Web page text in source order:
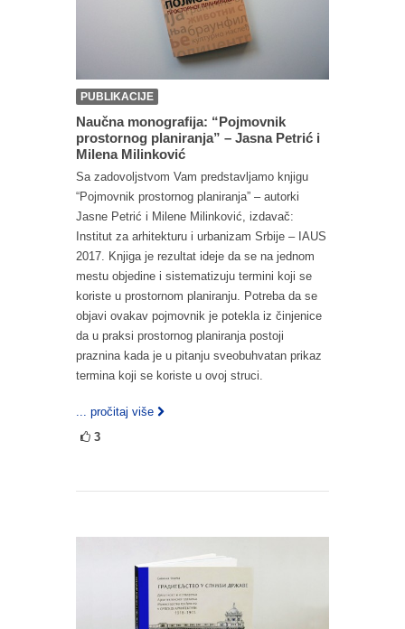
PUBLIKACIJE
Naučna monografija: “Pojmovnik
prostornog planiranja” – Jasna Petrić i
Milena Milinković
Sa zadovoljstvom Vam predstavljamo knjigu
“Pojmovnik prostornog planiranja” – autorki
Jasne Petrić i Milene Milinković, izdavač:
Institut za arhitekturu i urbanizam Srbije – IAUS
2017. Knjiga je rezultat ideje da se na jednom
mestu objedine i sistematizuju termini koji se
koriste u prostornom planiranju. Potreba da se
objavi ovakav pojmovnik je potekla iz činjenice
da u praksi prostornog planiranja postoji
praznina kada je u pitanju sveobuhvatan prikaz
termina koji se koriste u ovoj struci.
... pročitaj više
3